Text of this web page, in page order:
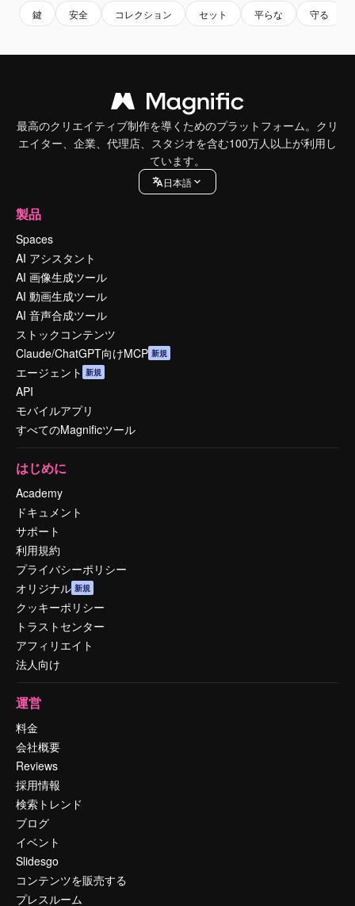
鍵 安全 コレクション セット 平らな 守る
最高のクリエイティブ制作を導くためのプラットフォーム。クリ
エイター、企業、代理店、スタジオを含む100万人以上が利用し
ています。
日本語
製品
Spaces
AI アシスタント
AI 画像生成ツール
AI 動画生成ツール
AI 音声合成ツール
ストックコンテンツ
Claude/ChatGPT向けMCP 新規
エージェント 新規
API
モバイルアプリ
すべてのMagnificツール
はじめに
Academy
ドキュメント
サポート
利用規約
プライバシーポリシー
オリジナル 新規
クッキーポリシー
トラストセンター
アフィリエイト
法人向け
運営
料金
会社概要
Reviews
採用情報
検索トレンド
ブログ
イベント
Slidesgo
コンテンツを販売する
プレスルーム